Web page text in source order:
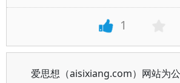
1
爱思想（aisixiang.com）网站为